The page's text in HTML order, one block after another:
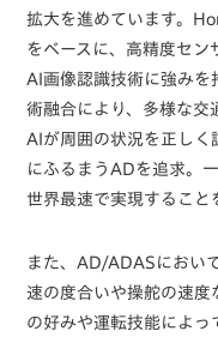
拡大を進めています。
をベースに、高精度セン
AI画像認識技術に強み
術融合により、多様な交
AIが周囲の状況を正しく
にふるまうADを追求。
世界最速で実現すること
また、AD/ADASにおい
速の度合いや操舵の速度
の好みや運転技能によ